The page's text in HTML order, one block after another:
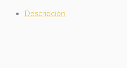
Descripción